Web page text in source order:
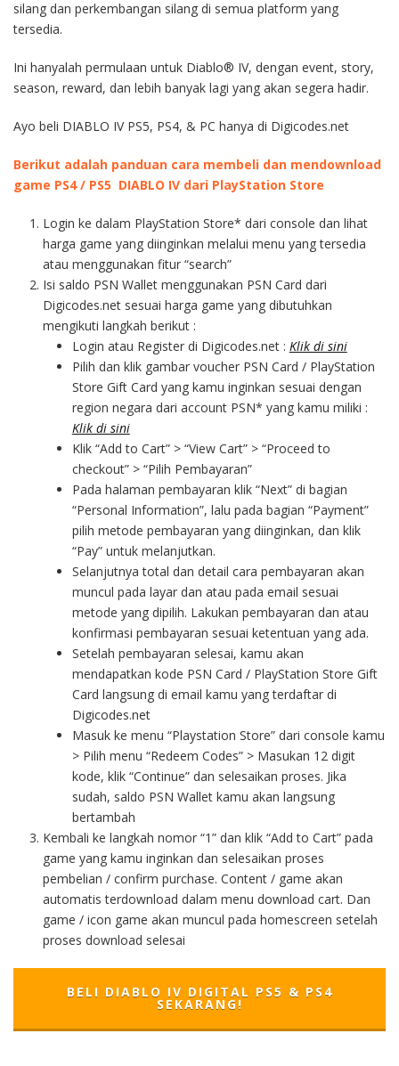
silang dan perkembangan silang di semua platform yang
tersedia.
Ini hanyalah permulaan untuk Diablo® IV, dengan event, story,
season, reward, dan lebih banyak lagi yang akan segera hadir.
Ayo beli DIABLO IV PS5, PS4, & PC hanya di Digicodes.net
Berikut adalah panduan cara membeli dan mendownload
game PS4 / PS5 DIABLO IV dari PlayStation Store
Login ke dalam PlayStation Store* dari console dan lihat
harga game yang diinginkan melalui menu yang tersedia
atau menggunakan fitur “search”
Isi saldo PSN Wallet menggunakan PSN Card dari
Digicodes.net sesuai harga game yang dibutuhkan
mengikuti langkah berikut :
Login atau Register di Digicodes.net : Klik di sini
Pilih dan klik gambar voucher PSN Card / PlayStation
Store Gift Card yang kamu inginkan sesuai dengan
region negara dari account PSN* yang kamu miliki :
Klik di sini
Klik “Add to Cart” > “View Cart” > “Proceed to
checkout” > “Pilih Pembayaran”
Pada halaman pembayaran klik “Next” di bagian
“Personal Information”, lalu pada bagian “Payment”
pilih metode pembayaran yang diinginkan, dan klik
“Pay” untuk melanjutkan.
Selanjutnya total dan detail cara pembayaran akan
muncul pada layar dan atau pada email sesuai
metode yang dipilih. Lakukan pembayaran dan atau
konfirmasi pembayaran sesuai ketentuan yang ada.
Setelah pembayaran selesai, kamu akan
mendapatkan kode PSN Card / PlayStation Store Gift
Card langsung di email kamu yang terdaftar di
Digicodes.net
Masuk ke menu “Playstation Store” dari console kamu
> Pilih menu “Redeem Codes” > Masukan 12 digit
kode, klik “Continue” dan selesaikan proses. Jika
sudah, saldo PSN Wallet kamu akan langsung
bertambah
Kembali ke langkah nomor “1” dan klik “Add to Cart” pada
game yang kamu inginkan dan selesaikan proses
pembelian / confirm purchase. Content / game akan
automatis terdownload dalam menu download cart. Dan
game / icon game akan muncul pada homescreen setelah
proses download selesai
BELI DIABLO IV DIGITAL PS5 & PS4
SEKARANG!